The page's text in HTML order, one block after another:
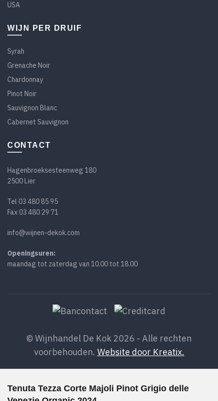
USA
WIJN PER DRUIF
Syrah
Grenache Noir
Chardonnay
Pinot Noir
Sauvignon Blanc
Cabernet Sauvignon
CONTACT
Hagenbroeksesteenweg 180
2500 Lier
Tel 03 480 85 95
Fax 03 480 29 71
info@wijnen-dekok.com
Openingsuren:
maandag tot zaterdag van 10.00 tot 18.00
© Wijnhandel De Kok 2026 - Alle rechten
voorbehouden. Website door Kreatix.
Tenuta Tezza Corte Majoli Pinot Grigio delle